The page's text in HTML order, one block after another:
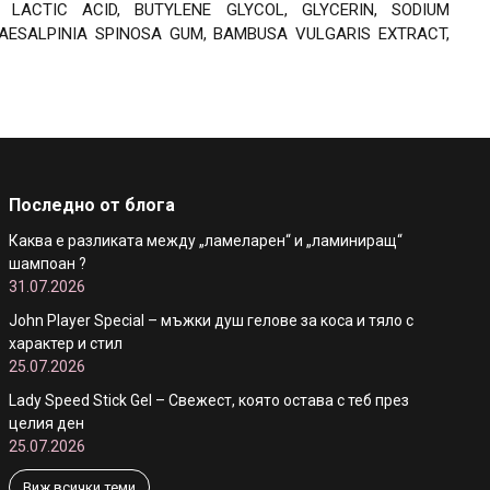
Alfaparf Semi di Lino Smooth Cream
ТЕРМОЗАЩИТЕН ЗАГЛАЖДАЩ КРЕМ , 125ml
LACTIC ACID, BUTYLENE GLYCOL, GLYCERIN, SODIUM
SPINOSA GUM, BAMBUSA VULGARIS EXTRACT,
Последно от блога
Каква е разликата между „ламеларен“ и „ламиниращ“
шампоан ?
31.07.2026
John Player Special – мъжки душ гелове за коса и тяло с
характер и стил
25.07.2026
Lady Speed Stick Gel – Свежест, която остава с теб през
целия ден
25.07.2026